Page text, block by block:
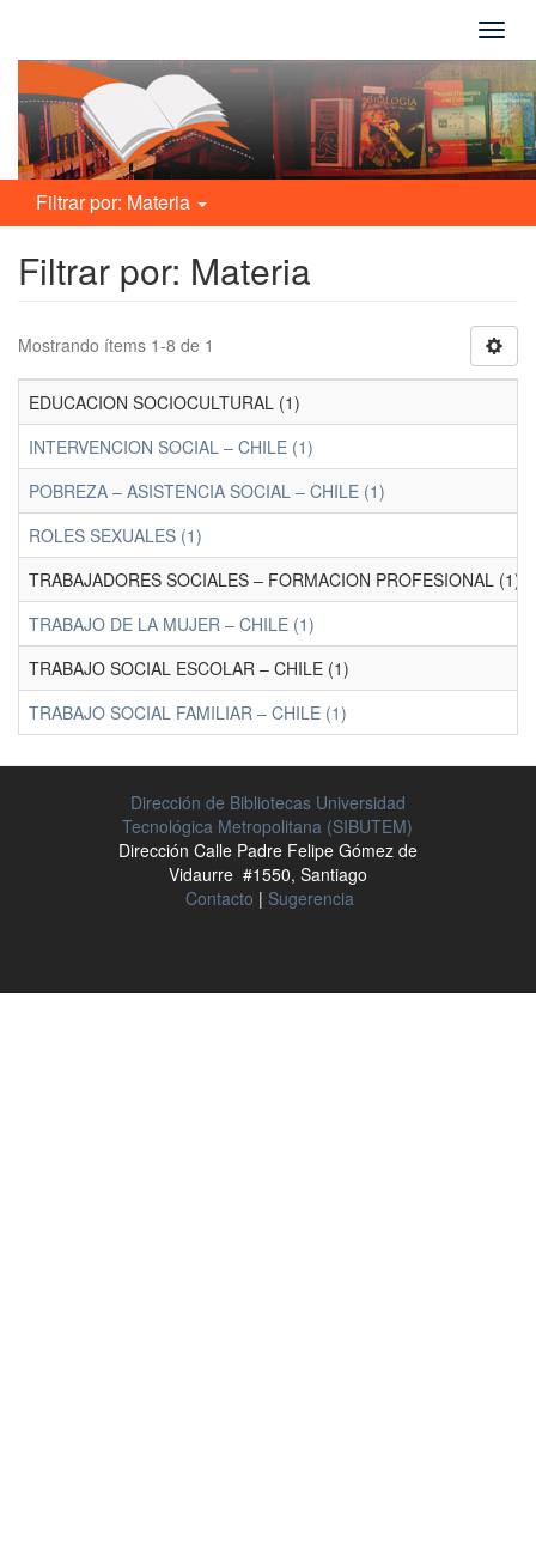
Filtrar por: Materia
Filtrar por: Materia
Mostrando ítems 1-8 de 1
EDUCACION SOCIOCULTURAL (1)
INTERVENCION SOCIAL – CHILE (1)
POBREZA – ASISTENCIA SOCIAL – CHILE (1)
ROLES SEXUALES (1)
TRABAJADORES SOCIALES – FORMACION PROFESIONAL (1)
TRABAJO DE LA MUJER – CHILE (1)
TRABAJO SOCIAL ESCOLAR – CHILE (1)
TRABAJO SOCIAL FAMILIAR – CHILE (1)
Dirección de Bibliotecas Universidad
Tecnológica Metropolitana (SIBUTEM)
Dirección Calle Padre Felipe Gómez de
Vidaurre #1550, Santiago
Contacto | Sugerencia